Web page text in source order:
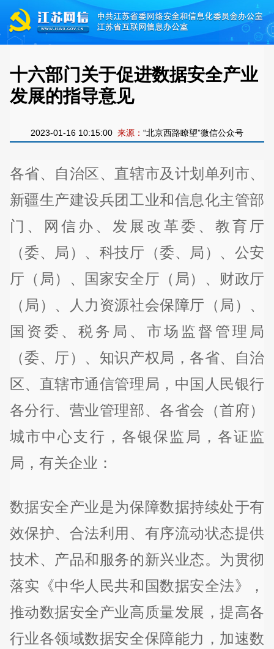
十六部门关于促进数据安全产业
发展的指导意见
2023-01-16 10:15:00 来源： “北京西路瞭望”微信公众号
各省、自治区、直辖市及计划单列市、
新疆生产建设兵团工业和信息化主管部
门、网信办、发展改革委、教育厅
（委、局）、科技厅（委、局）、公安
厅（局）、国家安全厅（局）、财政厅
（局）、人力资源社会保障厅（局）、
国资委、税务局、市场监督管理局
（委、厅）、知识产权局，各省、自治
区、直辖市通信管理局，中国人民银行
各分行、营业管理部、各省会（首府）
城市中心支行，各银保监局，各证监
局，有关企业：
数据安全产业是为保障数据持续处于有
效保护、合法利用、有序流动状态提供
技术、产品和服务的新兴业态。为贯彻
落实《中华人民共和国数据安全法》，
推动数据安全产业高质量发展，提高各
行业各领域数据安全保障能力，加速数